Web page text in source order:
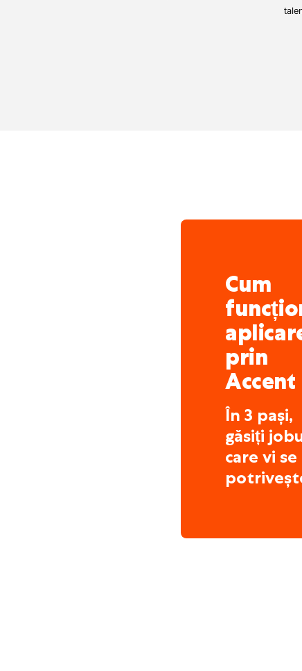
Cum
prin
Accent
În 3 pași,
găsiți
care vi se